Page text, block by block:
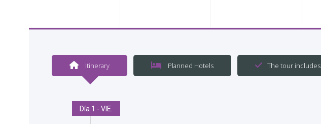
Itinerary Planned Hotels The tour includes
Día 1 - VIE.